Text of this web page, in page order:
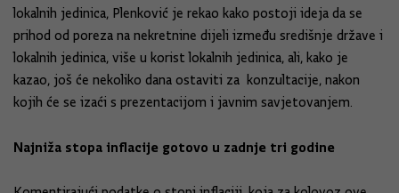
lokalnih jedinica, Plenković je rekao kako postoji ideja da se
prihod od poreza na nekretnine dijeli između središnje države i
lokalnih jedinica, više u korist lokalnih jedinica, ali, kako je
kazao, još će nekoliko dana ostaviti za konzultacije, nakon
kojih će se izaći s prezentacijom i javnim savjetovanjem.
Najniža stopa inflacije gotovo u zadnje tri godine